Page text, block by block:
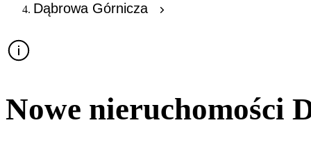
Dąbrowa Górnicza
Nowe nieruchomości